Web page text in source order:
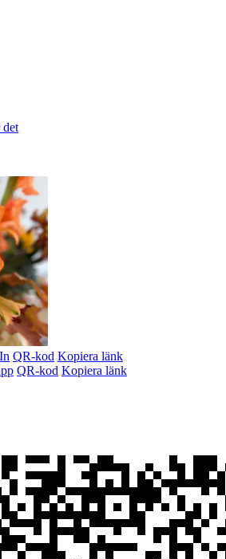
det
QR-kod Kopiera länk
QR-kod Kopiera länk